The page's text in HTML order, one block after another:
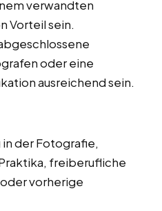
verwandten
Vorteil sein.
oder eine
ausreichend sein.
der Fotografie,
freiberufliche
vorherige